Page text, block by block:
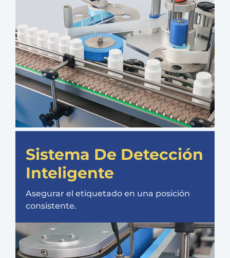
Sistema De Detección
Inteligente
Asegurar el etiquetado en una posición
consistente.